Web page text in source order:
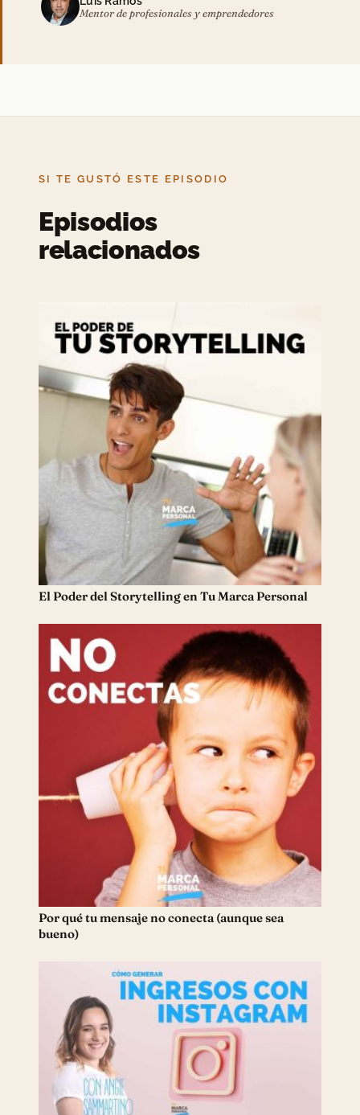
Mentor de profesionales y emprendedores
SI TE GUSTÓ ESTE EPISODIO
Episodios
relacionados
El Poder del Storytelling en Tu Marca Personal
Por qué tu mensaje no conecta (aunque sea
bueno)